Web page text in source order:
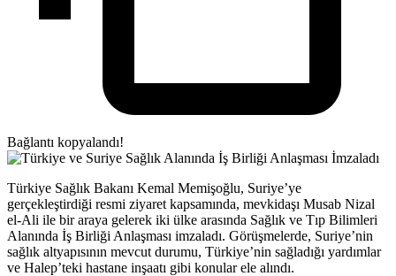
Bağlantı kopyalandı!
Türkiye Sağlık Bakanı Kemal Memişoğlu, Suriye’ye
gerçekleştirdiği resmi ziyaret kapsamında, mevkidaşı Musab Nizal
el-Ali ile bir araya gelerek iki ülke arasında Sağlık ve Tıp Bilimleri
Alanında İş Birliği Anlaşması imzaladı. Görüşmelerde, Suriye’nin
sağlık altyapısının mevcut durumu, Türkiye’nin sağladığı yardımlar
ve Halep’teki hastane inşaatı gibi konular ele alındı.